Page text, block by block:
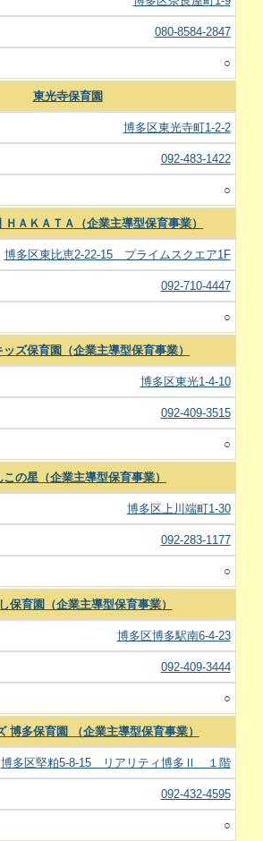
080-8584-2847
○
東光寺保育園
博多区東光寺町1-2-2
092-483-1422
○
ＨＡＫＡＴＡ（企業主導型保育事業）
博多区東比恵2-22-15 プライムスクエア1F
092-710-4447
○
ッズ保育園（企業主導型保育事業）
博多区東光1-4-10
092-409-3515
○
この星（企業主導型保育事業）
博多区上川端町1-30
092-283-1177
○
保育園（企業主導型保育事業）
博多区博多駅南6-4-23
092-409-3444
○
博多保育園 （企業主導型保育事業）
博多区堅粕5-8-15 リアリティ博多Ⅱ １階
092-432-4595
○